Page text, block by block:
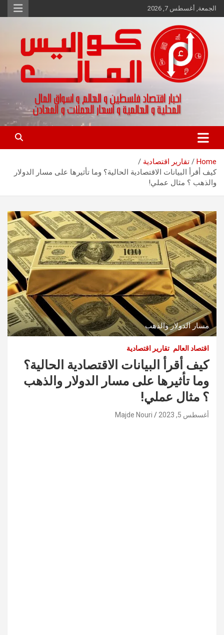
Skip
to
الجمعة, أغسطس 7, 2026
كواليس المال
اخبار اقتصاد فلسطين و العالم و تقارير اسواق المال و العملات
Home
تقارير اقتصادية
كيف أقرأ البيانات الاقتصادية الحالية؟ وما تأثيرها على مسار الدولار
والذهب ؟ مثال عملي!
مسار الدولار والذهب
اقتصاد العالم تقارير اقتصادية
كيف أقرأ البيانات الاقتصادية الحالية؟
وما تأثيرها على مسار الدولار والذهب
؟ مثال عملي!
أغسطس 5, 2023 Majde Nouri